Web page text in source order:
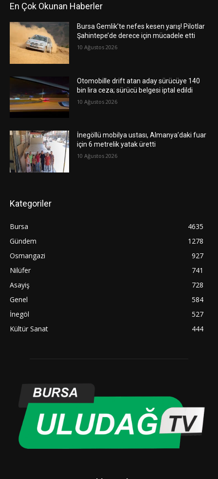
En Çok Okunan Haberler
Bursa Gemlik’te nefes kesen yarış! Pilotlar
Şahintepe’de derece için mücadele etti
10 Ağustos 2026
Otomobille drift atan aday sürücüye 140
bin lira ceza; sürücü belgesi iptal edildi
10 Ağustos 2026
İnegöllü mobilya ustası, Almanya’daki fuar
için 6 metrelik yatak üretti
10 Ağustos 2026
Kategoriler
Bursa
4635
Gündem
1278
Osmangazi
927
Nilüfer
741
Asayiş
728
Genel
584
İnegöl
527
Kültür Sanat
444